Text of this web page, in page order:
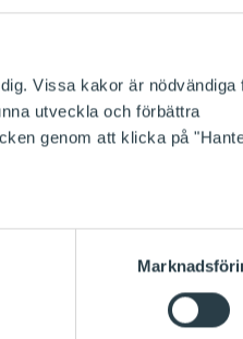
Vissa kakor är nödvändiga
utveckla och förbättra
genom att klicka på